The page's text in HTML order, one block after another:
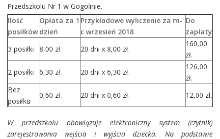
Przedszkolu Nr 1 w Gogolinie.
Ilość
posiłków
Opłata za 1
dzień
Przykładowe wyliczenie za m-
c wrzesień 2018
Do
zapłaty
3 posiłki
8,00 zł. 20 dni x 8,00 zł.
160,00
zł.
2 posiłki
6,30 zł. 20 dni x 6,30 zł.
126,00
zł.
Bez
posiłku
0,60 zł. 20 dni x 0,60 zł. 12,00 zł.
W przedszkolu obowiązuje elektroniczny system (czytnik)
zarejestrowania wejścia i wyjścia dziecka. Na podstawie